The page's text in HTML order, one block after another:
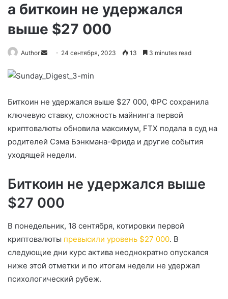
а биткоин не удержался
выше $27 000
Author
Send
email
24 сентября, 2023 13 3 minutes read
Биткоин не удержался выше $27 000, ФРС сохранила
ключевую ставку, сложность майнинга первой
криптовалюты обновила максимум, FTX подала в суд на
родителей Сэма Бэнкмана-Фрида и другие события
уходящей недели.
Биткоин не удержался выше
$27 000
В понедельник, 18 сентября, котировки первой
криптовалюты превысили уровень $27 000. В
следующие дни курс актива неоднократно опускался
ниже этой отметки и по итогам недели не удержал
психологический рубеж.